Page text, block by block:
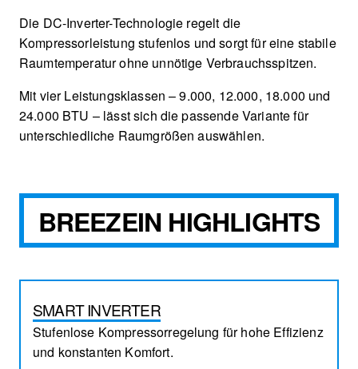
Die DC-Inverter-Technologie regelt die
Kompressorleistung stufenlos und sorgt für eine stabile
Raumtemperatur ohne unnötige Verbrauchsspitzen.
Mit vier Leistungsklassen – 9.000, 12.000, 18.000 und
24.000 BTU – lässt sich die passende Variante für
unterschiedliche Raumgrößen auswählen.
BREEZEIN HIGHLIGHTS
SMART INVERTER
Stufenlose Kompressorregelung für hohe Effizienz
und konstanten Komfort.